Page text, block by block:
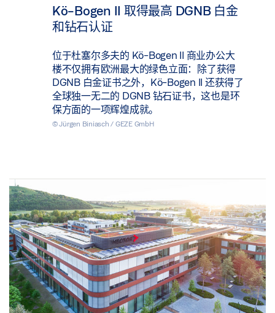
Kö-Bogen II 取得最高 DGNB 白金
和钻石认证
位于杜塞尔多夫的 Kö-Bogen II 商业办公大
楼不仅拥有欧洲最大的绿色立面：除了获得
DGNB 白金证书之外，Kö-Bogen II 还获得了
全球独一无二的 DGNB 钻石证书，这也是环
保方面的一项辉煌成就。
© Jürgen Biniasch / GEZE GmbH